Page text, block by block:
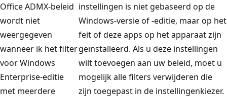
Office ADMX-beleid
wordt niet
weergegeven
wanneer ik het filter
voor Windows
Enterprise-editie
met meerdere
instellingen is niet gebaseerd op de
Windows-versie of -editie, maar op het
feit of deze apps op het apparaat zijn
geïnstalleerd. Als u deze instellingen
wilt toevoegen aan uw beleid, moet u
mogelijk alle filters verwijderen die
zijn toegepast in de instellingenkiezer.